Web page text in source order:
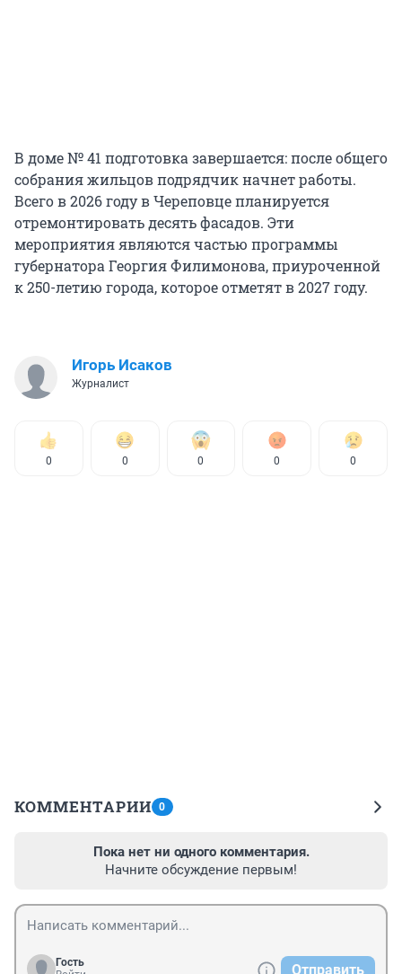
В доме № 41 подготовка завершается: после общего
собрания жильцов подрядчик начнет работы.
Всего в 2026 году в Череповце планируется
отремонтировать десять фасадов. Эти
мероприятия являются частью программы
губернатора Георгия Филимонова, приуроченной
к 250-летию города, которое отметят в 2027 году.
Игорь Исаков
Журналист
0 0 0 0 0
КОММЕНТАРИИ 0
Пока нет ни одного комментария.
Начните обсуждение первым!
Гость
Отправить